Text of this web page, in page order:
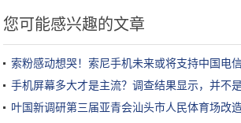
您可能感兴趣的文章
索粉感动想哭！索尼手机未来或将支持中国电
手机屏幕多大才是主流？调查结果显示，并不
叶国新调研第三届亚青会汕头市人民体育场改